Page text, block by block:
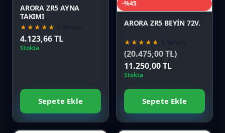
ARORA ZR5 AYNA
TAKIMI
★★★★★
4.123,66 TL
Stokta
Sepete Ekle
-%45
ARORA ZR5 BEYİN 72V.
★★★★★
20.475,00 TL
11.250,00 TL
Stokta
Sepete Ekle